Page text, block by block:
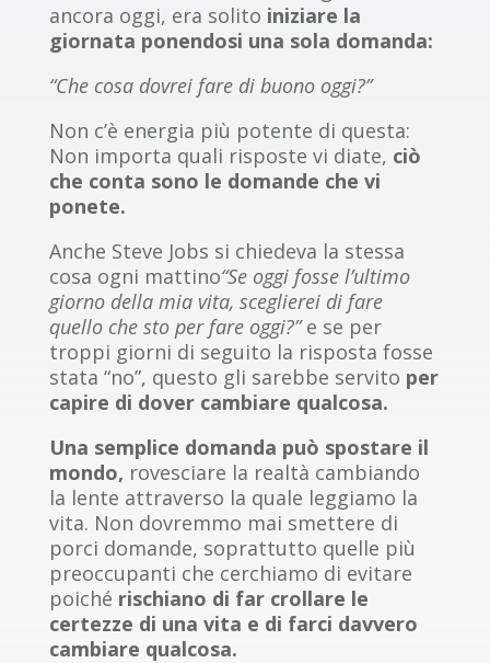
ancora oggi, era solito iniziare la
giornata ponendosi una sola domanda:
“Che cosa dovrei fare di buono oggi?”
Non c’è energia più potente di questa:
Non importa quali risposte vi diate, ciò
che conta sono le domande che vi
ponete.
Anche Steve Jobs si chiedeva la stessa
cosa ogni mattino“Se oggi fosse l’ultimo
giorno della mia vita, sceglierei di fare
quello che sto per fare oggi?”e se per
troppi giorni di seguito la risposta fosse
stata “no”, questo gli sarebbe servito per
capire di dover cambiare qualcosa.
Una semplice domanda può spostare il
mondo, rovesciare la realtà cambiando
la lente attraverso la quale leggiamo la
vita. Non dovremmo mai smettere di
porci domande, soprattutto quelle più
preoccupanti che cerchiamo di evitare
poiché rischiano di far crollare le
certezze di una vita e di farci davvero
cambiare qualcosa.